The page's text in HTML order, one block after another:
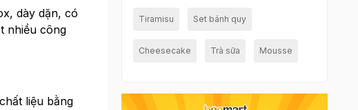
dày dặn, có
nhiều công
liệu bằng
Tiramisu Set bánh quy
Cheesecake Trà sữa Mousse